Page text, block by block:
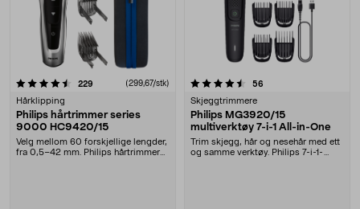
229 anmeldelser(299,67/stk)
Hårklipping
Philips hårtrimmer series
9000 HC9420/15
Velg mellom 60 forskjellige lengder,
fra 0,5–42 mm. Philips hårtrimmer
4.5 av 5 stjerner 56
Skjeggtrimmere
Philips MG3920/15
multiverktøy 7-i-1 All-in-One
Trim skjegg, hår og nesehår med ett
og samme verktøy. Philips 7-i-1-